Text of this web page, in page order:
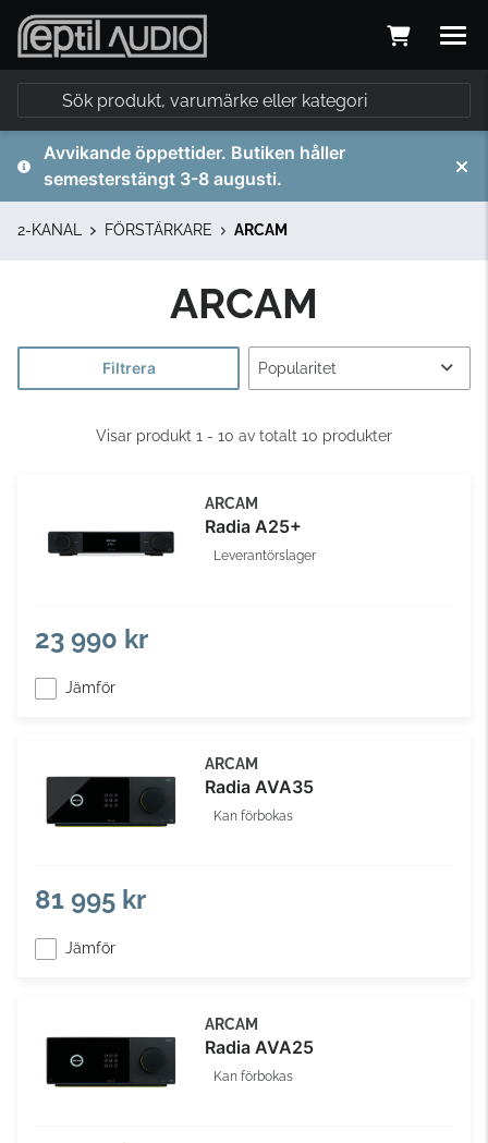
Avvikande öppettider. Butiken håller
semesterstängt 3-8 augusti.
2-KANAL FÖRSTÄRKARE ARCAM
ARCAM
Filtrera
Visar produkt 1 - 10 av totalt 10 produkter
ARCAM
Radia A25+
Leverantörslager
23 990 kr
Jämför
ARCAM
Radia AVA35
Kan förbokas
81 995 kr
Jämför
ARCAM
Radia AVA25
Kan förbokas